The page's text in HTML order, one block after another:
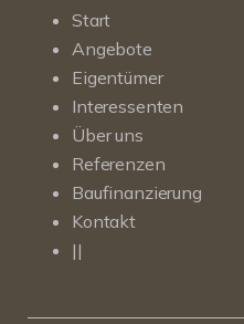
Start
Angebote
Eigentümer
Interessenten
Über uns
Referenzen
Baufinanzierung
Kontakt
||